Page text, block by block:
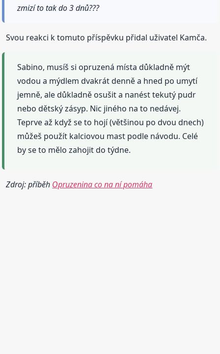
zmizí to tak do 3 dnů???
Svou reakci k tomuto příspěvku přidal uživatel Kamča.
Sabino, musíš si opruzená místa důkladně mýt
vodou a mýdlem dvakrát denně a hned po umytí
jemně, ale důkladně osušit a nanést tekutý pudr
nebo dětský zásyp. Nic jiného na to nedávej.
Teprve až když se to hojí (většinou po dvou dnech)
můžeš použít kalciovou mast podle návodu. Celé
by se to mělo zahojit do týdne.
Zdroj: příběh Opruzenina co na ní pomáha